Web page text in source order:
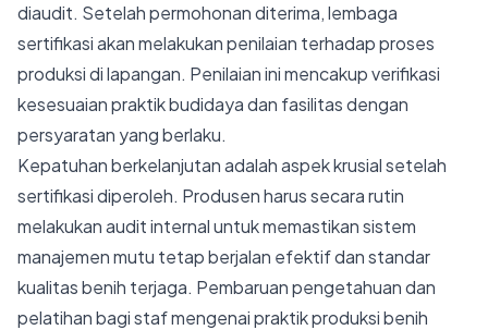
diaudit. Setelah permohonan diterima, lembaga
sertifikasi akan melakukan penilaian terhadap proses
produksi di lapangan. Penilaian ini mencakup verifikasi
kesesuaian praktik budidaya dan fasilitas dengan
persyaratan yang berlaku.
Kepatuhan berkelanjutan adalah aspek krusial setelah
sertifikasi diperoleh. Produsen harus secara rutin
melakukan audit internal untuk memastikan sistem
manajemen mutu tetap berjalan efektif dan standar
kualitas benih terjaga. Pembaruan pengetahuan dan
pelatihan bagi staf mengenai praktik produksi benih